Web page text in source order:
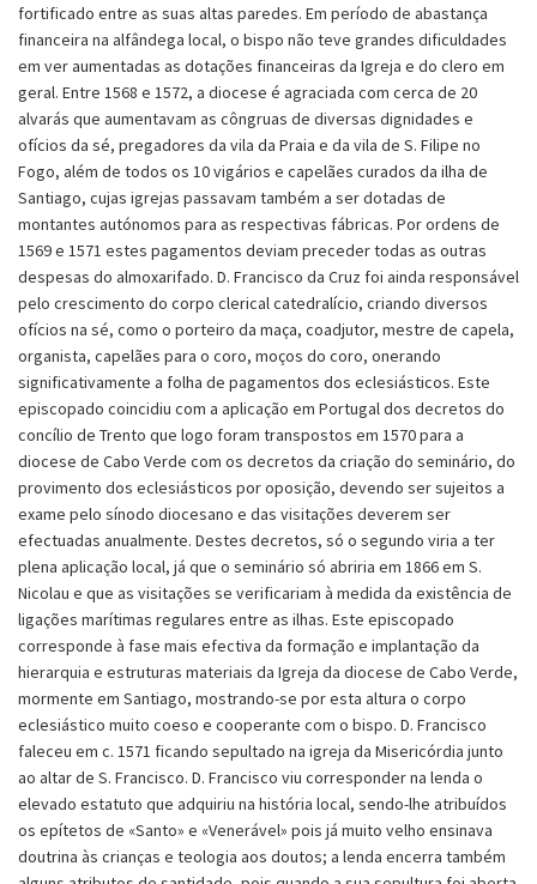
fortificado entre as suas altas paredes. Em período de abastança
financeira na alfândega local, o bispo não teve grandes dificuldades
em ver aumentadas as dotações financeiras da Igreja e do clero em
geral. Entre 1568 e 1572, a diocese é agraciada com cerca de 20
alvarás que aumentavam as côngruas de diversas dignidades e
ofícios da sé, pregadores da vila da Praia e da vila de S. Filipe no
Fogo, além de todos os 10 vigários e capelães curados da ilha de
Santiago, cujas igrejas passavam também a ser dotadas de
montantes autónomos para as respectivas fábricas. Por ordens de
1569 e 1571 estes pagamentos deviam preceder todas as outras
despesas do almoxarifado. D. Francisco da Cruz foi ainda responsável
pelo crescimento do corpo clerical catedralício, criando diversos
ofícios na sé, como o porteiro da maça, coadjutor, mestre de capela,
organista, capelães para o coro, moços do coro, onerando
significativamente a folha de pagamentos dos eclesiásticos. Este
episcopado coincidiu com a aplicação em Portugal dos decretos do
concílio de Trento que logo foram transpostos em 1570 para a
diocese de Cabo Verde com os decretos da criação do seminário, do
provimento dos eclesiásticos por oposição, devendo ser sujeitos a
exame pelo sínodo diocesano e das visitações deverem ser
efectuadas anualmente. Destes decretos, só o segundo viria a ter
plena aplicação local, já que o seminário só abriria em 1866 em S.
Nicolau e que as visitações se verificariam à medida da existência de
ligações marítimas regulares entre as ilhas. Este episcopado
corresponde à fase mais efectiva da formação e implantação da
hierarquia e estruturas materiais da Igreja da diocese de Cabo Verde,
mormente em Santiago, mostrando-se por esta altura o corpo
eclesiástico muito coeso e cooperante com o bispo. D. Francisco
faleceu em c. 1571 ficando sepultado na igreja da Misericórdia junto
ao altar de S. Francisco. D. Francisco viu corresponder na lenda o
elevado estatuto que adquiriu na história local, sendo-lhe atribuídos
os epítetos de «Santo» e «Venerável» pois já muito velho ensinava
doutrina às crianças e teologia aos doutos; a lenda encerra também